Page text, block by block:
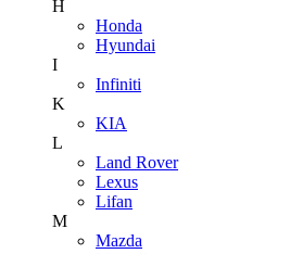
H
Honda
Hyundai
I
Infiniti
K
KIA
L
Land Rover
Lexus
Lifan
M
Mazda